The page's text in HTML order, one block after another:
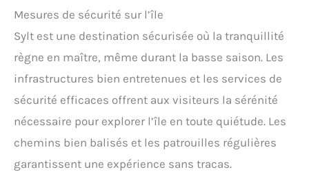
Mesures de sécurité sur l’île
Sylt est une destination sécurisée où la tranquillité
règne en maître, même durant la basse saison. Les
infrastructures bien entretenues et les services de
sécurité efficaces offrent aux visiteurs la sérénité
nécessaire pour explorer l’île en toute quiétude. Les
chemins bien balisés et les patrouilles régulières
garantissent une expérience sans tracas.